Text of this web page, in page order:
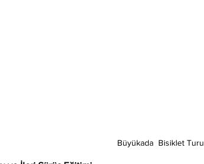
Büyükada  Bisiklet Turu